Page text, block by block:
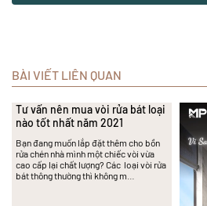
BÀI VIẾT LIÊN QUAN
Tư vấn nên mua vòi rửa bát loại
nào tốt nhất năm 2021
Bạn đang muốn lắp đặt thêm cho bồn
rửa chén nhà mình một chiếc vòi vừa
cao cấp lại chất lượng? Các loại vòi rửa
bát thông thường thì không m…